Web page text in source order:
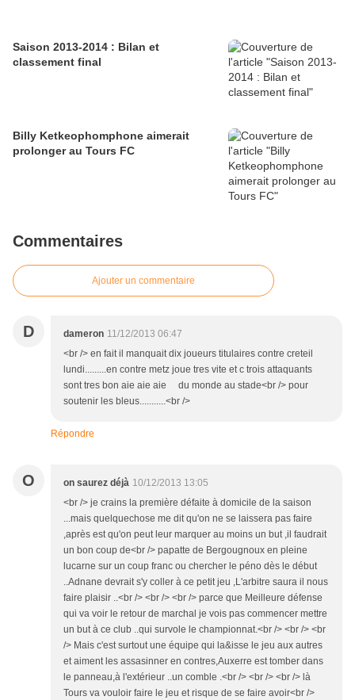
Saison 2013-2014 : Bilan et
classement final
Billy Ketkeophomphone aimerait
prolonger au Tours FC
Commentaires
Ajouter un commentaire
D dameron 11/12/2013 06:47
<br /> en fait il manquait dix joueurs titulaires contre creteil
lundi.........en contre metz joue tres vite et c trois attaquants
sont tres bon aie aie aie du monde au stade<br /> pour
soutenir les bleus...........<br />
Répondre
O on saurez déjà 10/12/2013 13:05
<br /> je crains la première défaite à domicile de la saison
...mais quelquechose me dit qu'on ne se laissera pas faire
,après est qu'on peut leur marquer au moins un but ,il faudrait
un bon coup de<br /> papatte de Bergougnoux en pleine
lucarne sur un coup franc ou chercher le péno dès le début
..Adnane devrait s'y coller à ce petit jeu ,L'arbitre saura il nous
faire plaisir ..<br /> <br /> <br /> parce que Meilleure défense
qui va voir le retour de marchal je vois pas commencer mettre
un but à ce club ..qui survole le championnat.<br /> <br /> <br
/> Mais c'est surtout une équipe qui la&isse le jeu aux autres
et aiment les assasinner en contres,Auxerre est tomber dans
le panneau,à l'extérieur ..un comble .<br /> <br /> <br /> là
Tours va vouloir faire le jeu et risque de se faire avoir<br />